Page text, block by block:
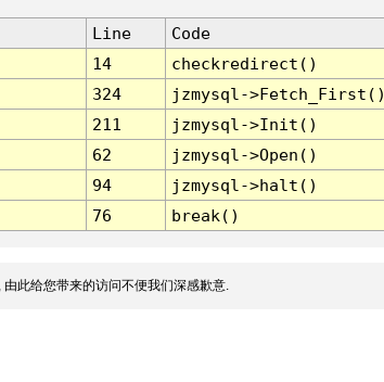
Line
Code
14
checkredirect()
324
jzmysql-
211
jzmysql->Init()
62
jzmysql->Open()
94
jzmysql->halt()
76 break()
此给您带来的访问不便我们深感歉意.